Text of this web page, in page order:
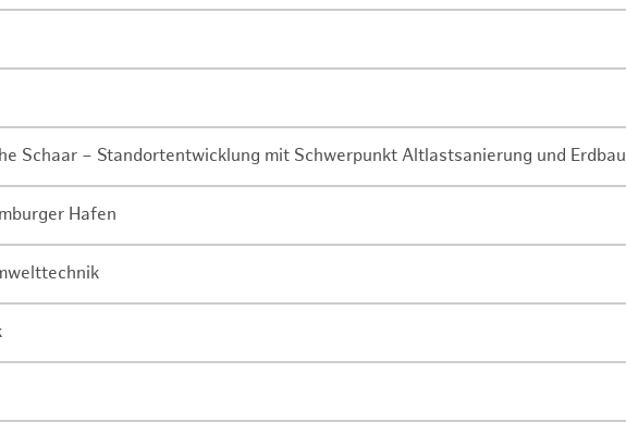
Schaar – Standortentwicklung mit Schwerpunkt Altlastsanierung und Erdbau
Hafen